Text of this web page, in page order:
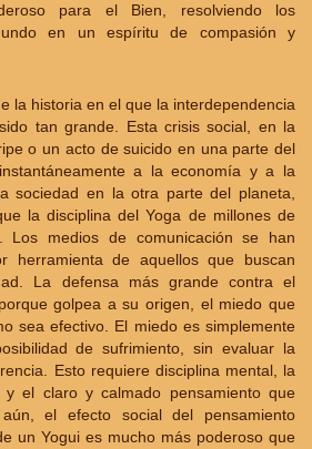
para el Bien, resolviendo los
en un espíritu de compasión y
la historia en el que la interdependencia
tan grande. Esta crisis social, en la
o un acto de suicido en una parte del
a la economía y a la
sociedad en la otra parte del planeta,
la disciplina del Yoga de millones de
Los medios de comunicación se han
herramienta de aquellos que buscan
La defensa más grande contra el
golpea a su origen, el miedo que
sea efectivo. El miedo es simplemente
de sufrimiento, sin evaluar la
Esto requiere disciplina mental, la
y el claro y calmado pensamiento que
el efecto social del pensamiento
un Yogui es mucho más poderoso que